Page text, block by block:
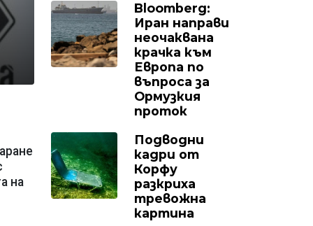
на
Bloomberg:
Иран направи
неочаквана
крачка към
Европа по
въпроса за
Ормузкия
проток
Подводни
кадри от
Корфу
разкриха
тревожна
картина